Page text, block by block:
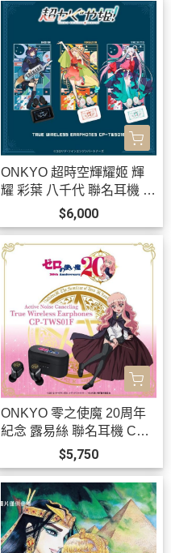
ONKYO 超時空輝耀姬 輝
耀 彩葉 八千代 聯名耳機 C
P-TWS01E【跨境】0826*
11月中旬發售!
$6,000
ONKYO 零之使魔 20周年
紀念 露易絲 聯名耳機 CP-
TWS01F【跨境】*12月上
旬發售!0923
$5,750